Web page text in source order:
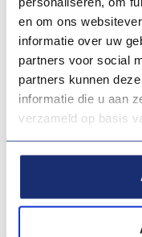
en om ons
informatie over uw
partners voor social
partners kunnen
informatie die u aan
verzameld op basis
Misschien